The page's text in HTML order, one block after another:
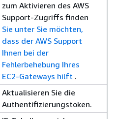
zum Aktivieren des AWS
Support-Zugriffs finden
Sie unter Sie möchten,
dass der AWS Support
Ihnen bei der
Fehlerbehebung Ihres
EC2-Gateways hilft .
Aktualisieren Sie die
Authentifizierungstoken.